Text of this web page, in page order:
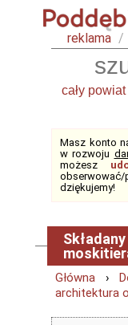
reklama /
Masz konto
w rozwoju
możesz
dziękujemy!
Główna ›
architektura